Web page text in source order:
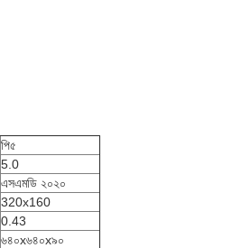
পি৫
5.0
এসএমডি ২০২০
320x160
0.43
৬৪০x৬৪০x৯০